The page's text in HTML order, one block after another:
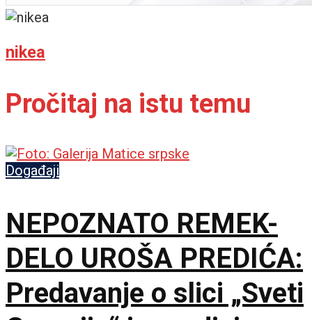
nikea
Pročitaj na istu temu
Događaji
NEPOZNATO REMEK-
DELO UROŠA PREDIĆA:
Predavanje o slici „Sveti